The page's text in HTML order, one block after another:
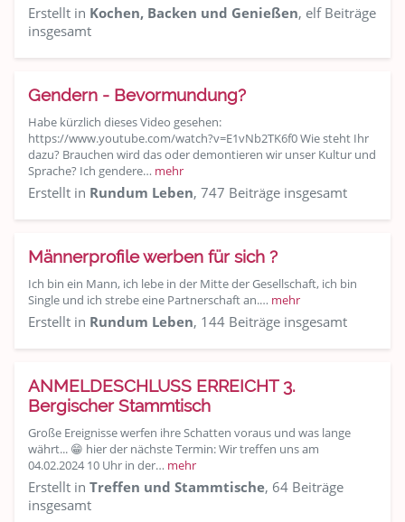
Erstellt in Kochen, Backen und Genießen, elf Beiträge
insgesamt
Gendern - Bevormundung?
Habe kürzlich dieses Video gesehen:
https://www.youtube.com/watch?v=E1vNb2TK6f0 Wie steht Ihr
dazu? Brauchen wird das oder demontieren wir unser Kultur und
Sprache? Ich gendere… mehr
Erstellt in Rundum Leben, 747 Beiträge insgesamt
Männerprofile werben für sich ?
Ich bin ein Mann, ich lebe in der Mitte der Gesellschaft, ich bin
Single und ich strebe eine Partnerschaft an.… mehr
Erstellt in Rundum Leben, 144 Beiträge insgesamt
ANMELDESCHLUSS ERREICHT 3.
Bergischer Stammtisch
Große Ereignisse werfen ihre Schatten voraus und was lange
währt... 😁 hier der nächste Termin: Wir treffen uns am
04.02.2024 10 Uhr in der… mehr
Erstellt in Treffen und Stammtische, 64 Beiträge
insgesamt